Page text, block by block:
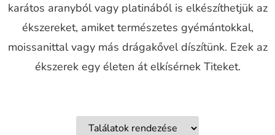
karátos aranyból vagy platinából is elkészíthetjük az
ékszereket, amiket természetes gyémántokkal,
moissanittal vagy más drágakővel díszítünk. Ezek az
ékszerek egy életen át elkísérnek Titeket.